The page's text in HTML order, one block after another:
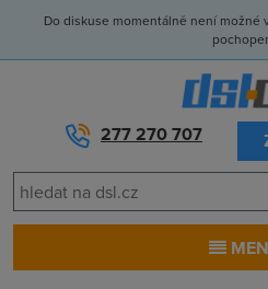
Do diskuse momentálně není možné
277 270 707